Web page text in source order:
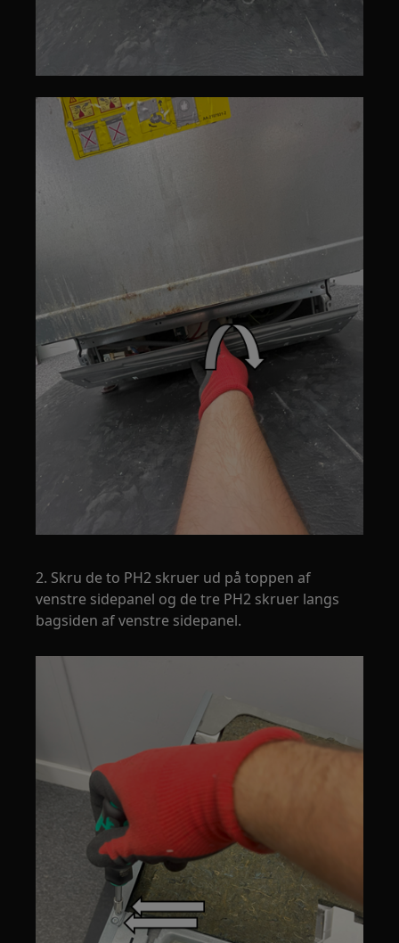
2. Skru de to PH2 skruer ud på toppen af
venstre sidepanel og de tre PH2 skruer langs
bagsiden af venstre sidepanel.